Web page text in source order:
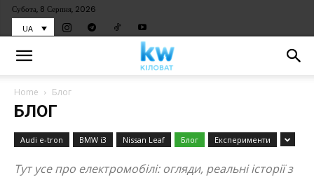
Субота, 8 Серпня, 2026
UA
Home Блог
БЛОГ
Audi e-tron BMW i3 Nissan Leaf Блог Експерименти
Тут усе про електромобілі: огляди, реальні історії з